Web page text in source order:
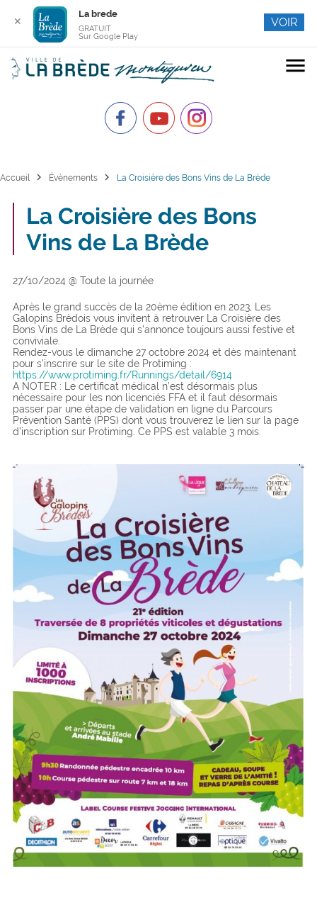
menu
Accueil chevron_right Évènements chevron_right La Croisière des Bons Vins de La Brède
La Croisière des Bons
Vins de La Brède
27/10/2024 @ Toute la journée
Après le grand succès de la 20ème édition en 2023, Les
Galopins Brèdois vous invitent à retrouver La Croisière des
Bons Vins de La Brède qui s’annonce toujours aussi festive et
conviviale.
Rendez-vous le dimanche 27 octobre 2024 et dès maintenant
pour s’inscrire sur le site de Protiming :
https://www.protiming.fr/Runnings/detail/6914
A NOTER : Le certificat médical n’est désormais plus
nécessaire pour les non licenciés FFA et il faut désormais
passer par une étape de validation en ligne du Parcours
Prévention Santé (PPS) dont vous trouverez le lien sur la page
d’inscription sur Protiming. Ce PPS est valable 3 mois.
✕
La brede
GRATUIT
Sur Google Play
VOIR